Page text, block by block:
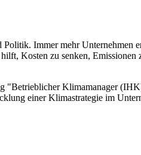
Immer mehr Unternehmen
Kosten zu senken,
"Betrieblicher Klimamanager
einer Klimastrategie im